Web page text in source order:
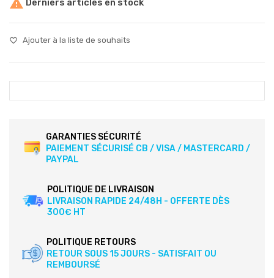
favorite_border Ajouter à la liste de souhaits
GARANTIES SÉCURITÉ
PAIEMENT SÉCURISÉ CB / VISA / MASTERCARD /
PAYPAL
POLITIQUE DE LIVRAISON
LIVRAISON RAPIDE 24/48H - OFFERTE DÈS
300€ HT
POLITIQUE RETOURS
RETOUR SOUS 15 JOURS - SATISFAIT OU
REMBOURSÉ